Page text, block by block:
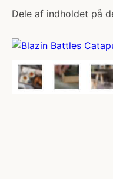
Dele af indholdet på